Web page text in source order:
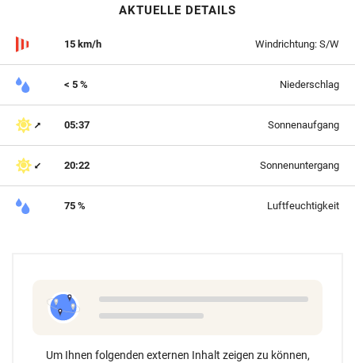
AKTUELLE DETAILS
15 km/h Windrichtung: S/W
< 5 % Niederschlag
05:37 Sonnenaufgang
20:22 Sonnenuntergang
75 % Luftfeuchtigkeit
Um Ihnen folgenden externen Inhalt zeigen zu können,